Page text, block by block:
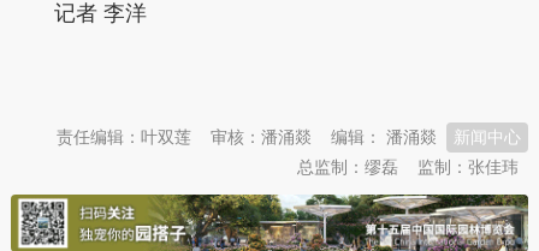
记者 李洋
新闻中心
编辑： 潘涌燚
审核：潘涌燚
责任编辑：叶双莲
监制：张佳玮
总监制：缪磊